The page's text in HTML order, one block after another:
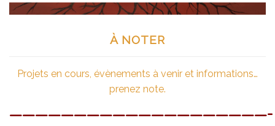
À NOTER
Projets en cours, évènements à venir et informations…
prenez note.
————————————————————-